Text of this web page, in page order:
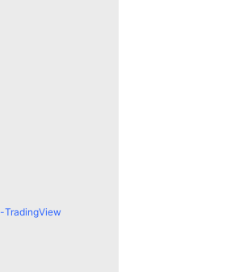
עקוב אחר כל השווקים ב-TradingView